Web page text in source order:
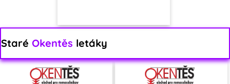
Staré Okentěs letáky